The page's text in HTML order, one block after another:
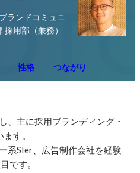
ランドコミュニ
用部（兼務）
性格 つながり
、主に採用ブランディング・
す。
系SIer、広告制作会社を経験
です。